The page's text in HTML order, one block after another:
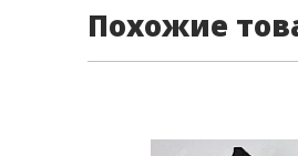
Похожие